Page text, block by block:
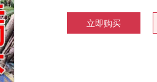
立即购买